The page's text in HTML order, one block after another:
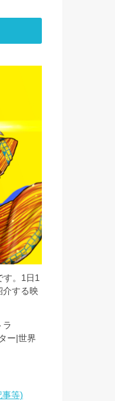
す。1日1
介する映
ラ
ー|世界
事等)